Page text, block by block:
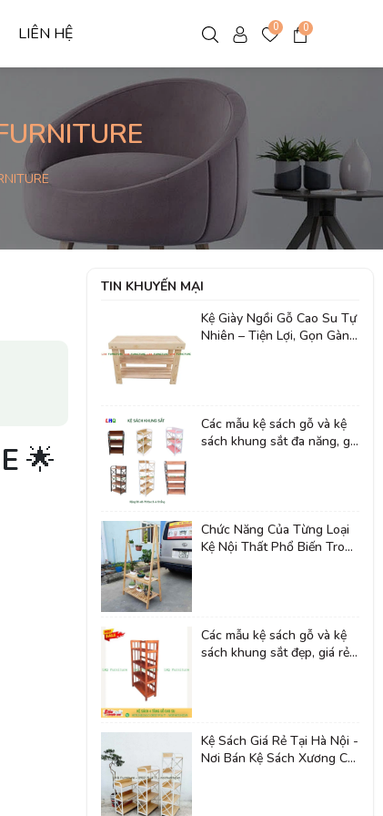
LIÊN HỆ 0 0
🌟
TIN KHUYẾN MẠI
Kệ Giày Ngồi Gỗ Cao Su Tự
Nhiên – Tiện Lợi, Gọn Gàng
Các mẫu kệ sách gỗ và kệ
sách khung sắt đa năng, giá
Chức Năng Của Từng Loại
Kệ Nội Thất Phổ Biến Trong
Các mẫu kệ sách gỗ và kệ
sách khung sắt đẹp, giá rẻ
Kệ Sách Giá Rẻ Tại Hà Nội -
Nơi Bán Kệ Sách Xương Cá,